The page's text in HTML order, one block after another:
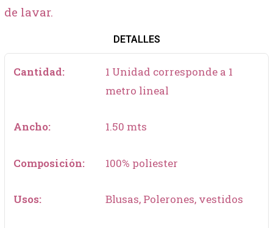
de lavar.
DETALLES
Cantidad:
1 Unidad corresponde a 1
metro lineal
Ancho: 1.50 mts
Composición: 100% poliester
Usos: Blusas, Polerones, vestidos